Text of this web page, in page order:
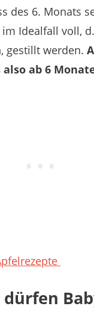
des 6. Monats
Idealfall voll,
gestillt werden.
ab 6